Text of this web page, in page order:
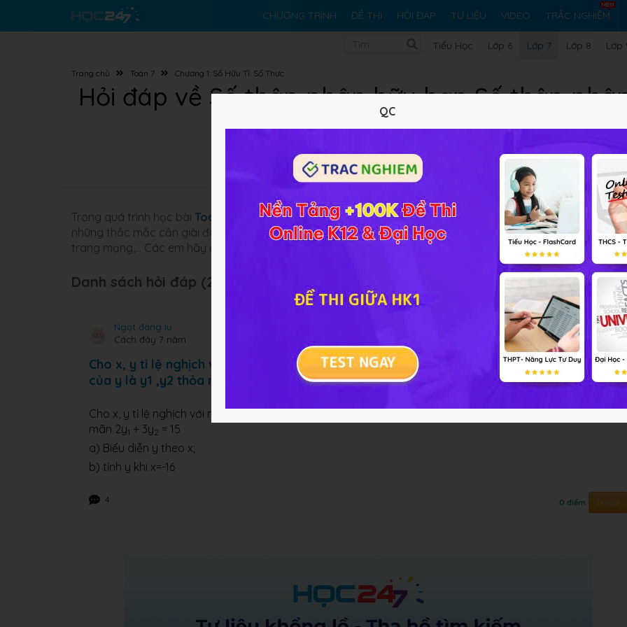
CHƯƠNG TRÌNH ĐỀ THI HỎI ĐÁP TƯ LIỆU VIDEO TRẮC NGHIỆM
Tiểu Học Lớp 6 Lớp 7 Lớp 8 Lớp
Trang chủ Toán 7 Chương 1: Số Hữu Tỉ. Số Thực
Hỏi đáp về Số thập phân hữu hạn Số thập
Đại số 7
Lý thuyết 5Trắc nghiệm BT SGK 247FAQ
Trong quá trình học bài Toán 7 Bài 9 Số thập phân hữu hạn - Số thập phân vô hạn tuần hoànnếu các em
những thắc mắc cần giài đáp hay những bài tập không biết phương pháp giải từ SGK, Sách tham khảo, Các
trang mạng,... Các em hãy đặt câu hỏi ở đây cộng đồng Toán
HỌC247 sẽ sớm giải đáp cho các em.
Danh sách hỏi đáp (247 câu):
Ngọt đáng Iu
Cách đây 7 năm
Cho x, y tỉ lệ nghịch với nhau. Khi x nhận các giá trị x1=3 , x2 =-2 thì các giá trị tương ứng
của y là y1 ,y2 thỏa mãn 2y1 + 3y2 = 15
Cho x, y tỉ lệ nghịch với nhau. Khi x nhận các giá trị x
mãn 2y1 + 3y2 = 15
a) Biểu diễn y theo x;
b) tính y khi x=-16
4 0 điểm Trả lời
QC